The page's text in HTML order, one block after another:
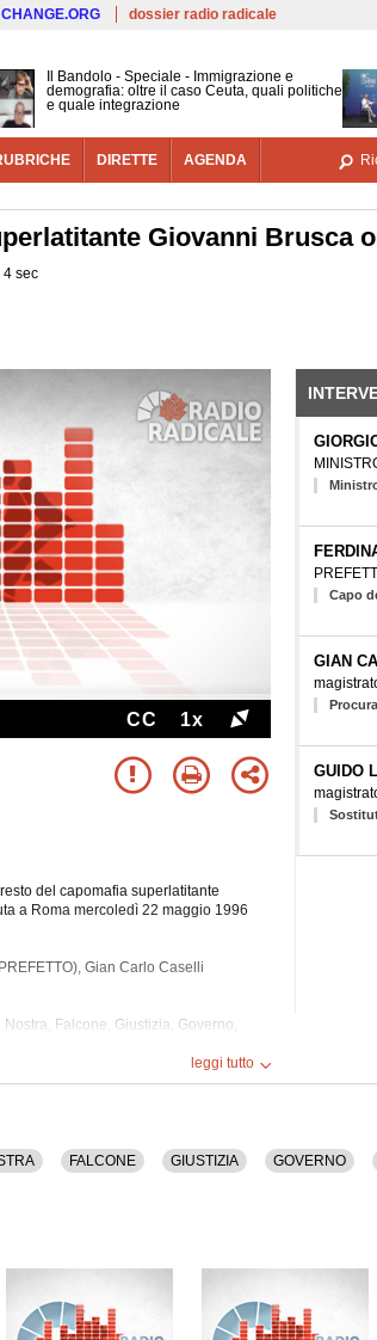
Salta al contenuto principale
dossier radio radicale
Il Bandolo - Speciale - Immigrazione e
demografia: oltre il caso Ceuta, quali politiche
e quale integrazione
DIRETTE AGENDA
Giovanni Brusca
4 sec
CC 1x
del capomafia superlatitante
a Roma mercoledì 22 maggio 1996
Gian Carlo Caselli
Falcone, Giustizia, Governo,
leggi tutto
Capo
GIAN
GUIDO
FALCONE GIUSTIZIA GOVERNO